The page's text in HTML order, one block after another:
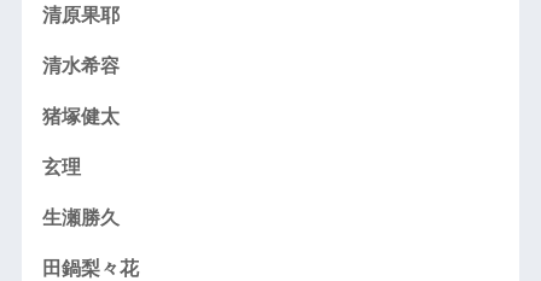
清原果耶
清水希容
猪塚健太
玄理
生瀬勝久
田鍋梨々花